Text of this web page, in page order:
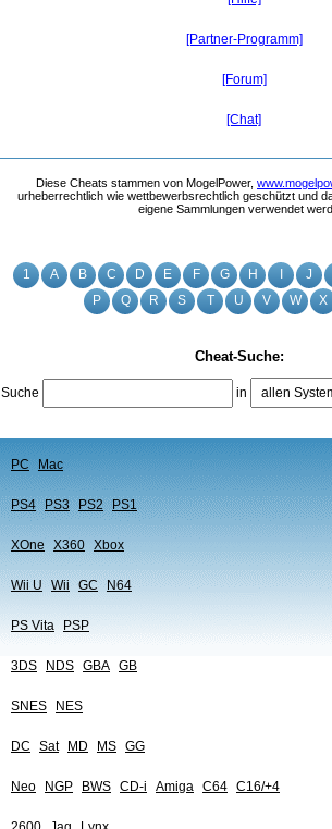
1 A B C D E F G H J
P
Q R S T U V W X
Cheat-Suche:
Suche in
PC Mac
PS4 PS3 PS2 PS1
XOne X360 Xbox
Wii U Wii GC N64
PS Vita PSP
3DS NDS GBA GB
SNES NES
DC Sat MD MS GG
Neo NGP BWS CD-i Amiga C64 C16/+4
[Partner-Programm]
[Forum]
[Chat]
Diese Cheats stammen von MogelPower,
urheberrechtlich wie wettbewerbsrechtlich geschützt und
eigene Sammlungen verwendet